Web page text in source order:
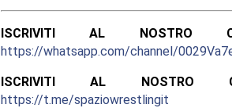
ISCRIVITI AL NOSTRO
https://whatsapp.com/channel/
ISCRIVITI AL NOSTRO
https://t.me/spaziowrestlingit